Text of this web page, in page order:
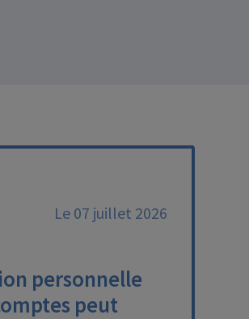
Le 07 juillet 2026
personnelle
peut